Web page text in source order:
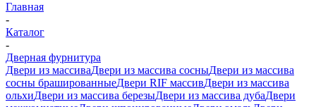
Главная
-
Каталог
-
Дверная фурнитура
Двери из массиваДвери из массива сосныДвери из массива
сосны брашированныеДвери RIF массивДвери из массива
ольхиДвери из массива березыДвери из массива дубаДвери